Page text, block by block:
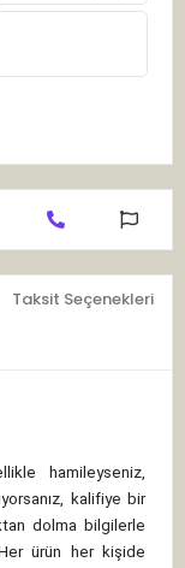
Taksit Seçenekleri
hamileyseniz,
kalifiye bir
dolma bilgilerle
ürün her kişide